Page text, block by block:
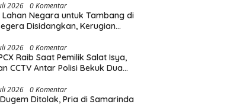
2026 0 Komentar
Lahan Negara untuk Tambang di
Disidangkan, Kerugian
2026 0 Komentar
Raib Saat Pemilik Salat Isya,
CCTV Antar Polisi Bekuk Dua
2026 0 Komentar
Ditolak, Pria di Samarinda